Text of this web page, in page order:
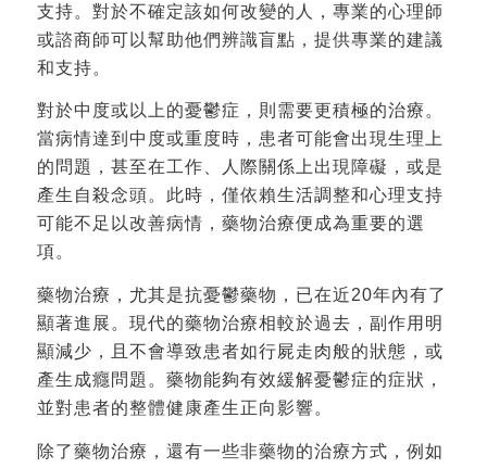
支持。對於不確定該如何改變的人，專業的心理師
或諮商師可以幫助他們辨識盲點，提供專業的建議
和支持。
對於中度或以上的憂鬱症，則需要更積極的治療。
當病情達到中度或重度時，患者可能會出現生理上
的問題，甚至在工作、人際關係上出現障礙，或是
產生自殺念頭。此時，僅依賴生活調整和心理支持
可能不足以改善病情，藥物治療便成為重要的選
項。
藥物治療，尤其是抗憂鬱藥物，已在近20年內有了
顯著進展。現代的藥物治療相較於過去，副作用明
顯減少，且不會導致患者如行屍走肉般的狀態，或
產生成癮問題。藥物能夠有效緩解憂鬱症的症狀，
並對患者的整體健康產生正向影響。
除了藥物治療，還有一些非藥物的治療方式，例如